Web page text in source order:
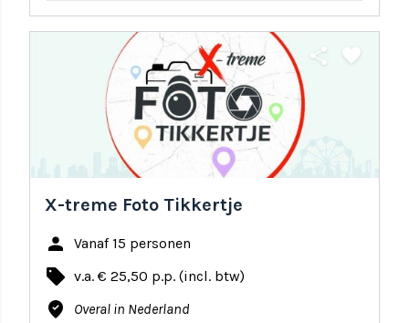
share favorite
X-treme Foto Tikkertje
person Vanaf 15 personen
local_offer v.a. € 25,50 p.p. (incl. btw)
where_to_vote Overal in Nederland